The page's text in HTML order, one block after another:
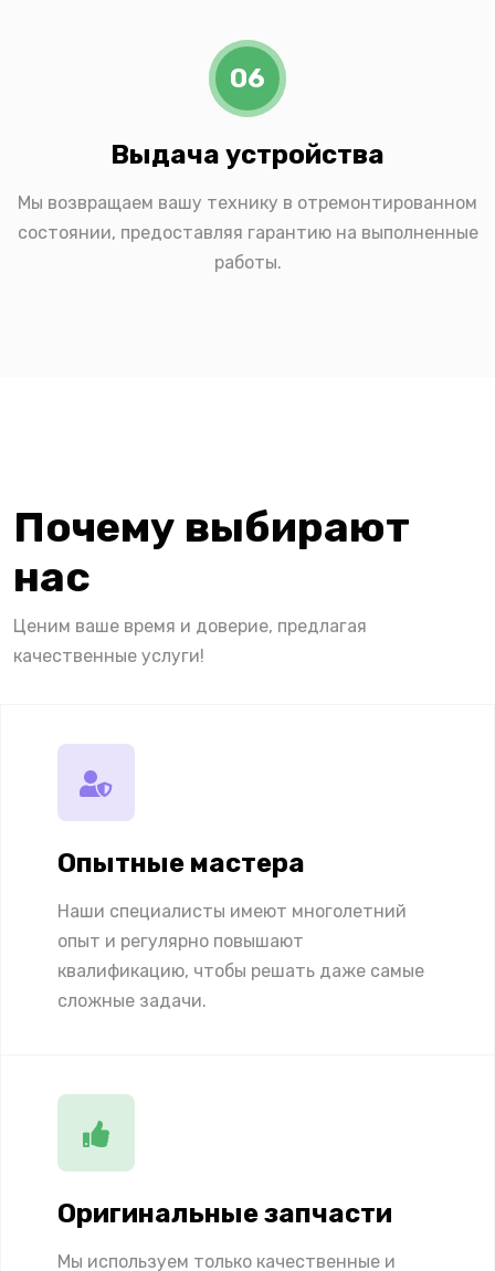
06
Выдача устройства
Мы возвращаем вашу технику в отремонтированном
состоянии, предоставляя гарантию на выполненные
работы.
Почему выбирают
нас
Ценим ваше время и доверие, предлагая
качественные услуги!
Опытные мастера
Наши специалисты имеют многолетний
опыт и регулярно повышают
квалификацию, чтобы решать даже самые
сложные задачи.
Оригинальные запчасти
Мы используем только качественные и